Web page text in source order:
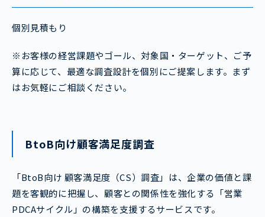
個別見積もり
※お客様の経営課題やゴール、対象国・ターゲット、ご予
算に応じて、最適な調査設計を個別にご提案します。まず
はお気軽にご相談ください。
BtoB向け顧客満足度調査
「BtoB向け 顧客満足度（CS）調査」は、企業の価値と課
題を客観的に把握し、顧客との関係性を強化する「営業
PDCAサイクル」の構築を支援するサービスです。